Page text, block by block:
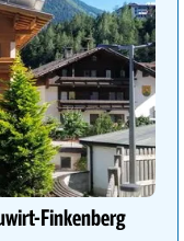
Finkenberg